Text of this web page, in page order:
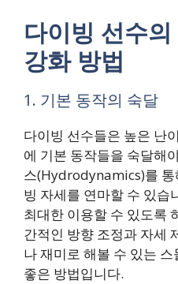
다이빙 선수
강화 방법
1. 기본 동작의 숙달
다이빙 선수들은 높은 난
에 기본 동작들을 숙달해
스(Hydrodynamics)를 통
빙 자세를 연마할 수 있습
최대한 이용할 수 있도록
간적인 방향 조정과 자세
나 재미로 해볼 수 있는
좋은 방법입니다.